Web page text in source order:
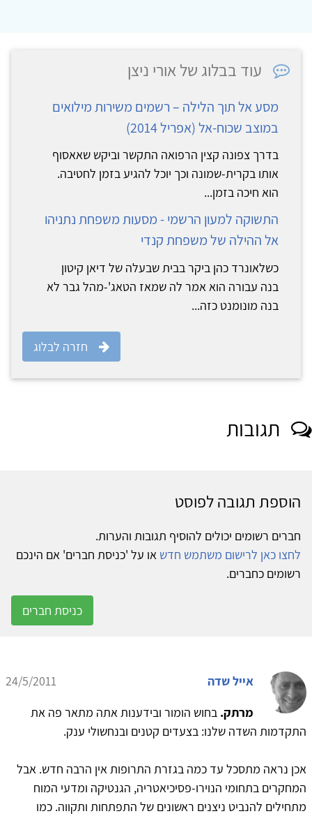
עוד בבלוג של אורי ניצן
מסע אל תוך הלילה – רשמים משירות מילואים
במוצב שכוח-אל (אפריל 2014)
בדרך צפונה קצין הרפואה התקשר וביקש שאאסוף
אותו בקרית-שמונה וכך יוכל להגיע בזמן לחטיבה.
הוא חיכה בזמן...
התשוקה למעון הרשמי - מסעות משפחת נתניהו
אל ההילה של משפחת קנדי
כשלאונרד כהן ביקר בבית שבעלה של דיאן קיטון
בנה עבורה הוא אמר לה שמאז הטאג'-מהל גבר לא
בנה מונומנט כזה...
חזרה לבלוג
תגובות
הוספת תגובה לפוסט
חברים רשומים יכולים להוסיף תגובות והערות.
לחצו כאן לרישום משתמש חדש או על 'כניסת חברים' אם הינכם
רשומים כחברים.
כניסת חברים
אייל שדה
24/5/2011
מרתק. בחוש הומור ובידענות אתה מתאר פה את
התקדמות השדה שלנו: בצעדים קטנים ובנחשולי ענק.
אכן נראה מתסכל עד כמה בגזרת התרופות אין הרבה חדש. אבל
המחקרים בתחומי הנוירו-פסיכיאטריה, הגנטיקה ומדעי המוח
מתחילים להנביט ניצנים ראשונים של התפתחות ותקווה. כמו